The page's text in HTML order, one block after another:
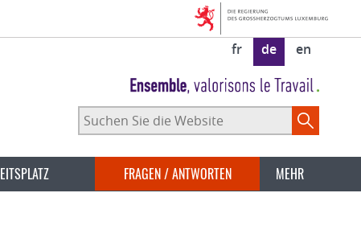
fr de en
Suchen
Sie
WebsiteFRAGEN / ANTWORTEN MEHR